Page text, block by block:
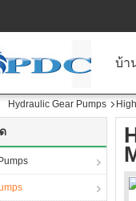
บ้า
Hydraulic Gear Pumps